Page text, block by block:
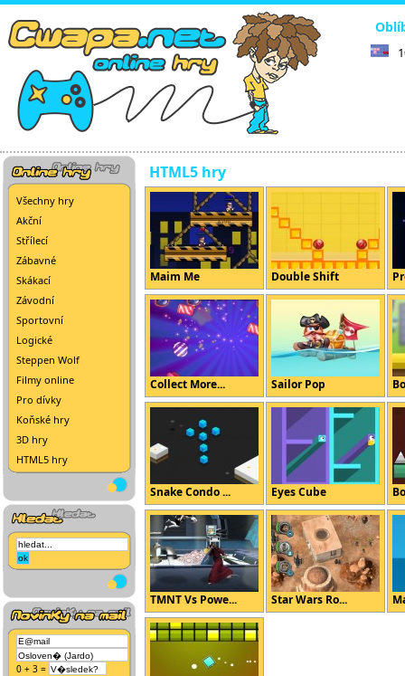
Všechny hry
Akční
Střílecí
Zábavné
Skákací
Závodní
Sportovní
Logické
Steppen Wolf
Filmy online
Pro dívky
Koňské hry
3D hry
HTML5 hry
0 + 3 =
HTML5 hry
Maim Me Double Shift
Collect More... Sailor Pop
Snake Condo ... Eyes Cube
TMNT Vs Powe... Star Wars Ro...